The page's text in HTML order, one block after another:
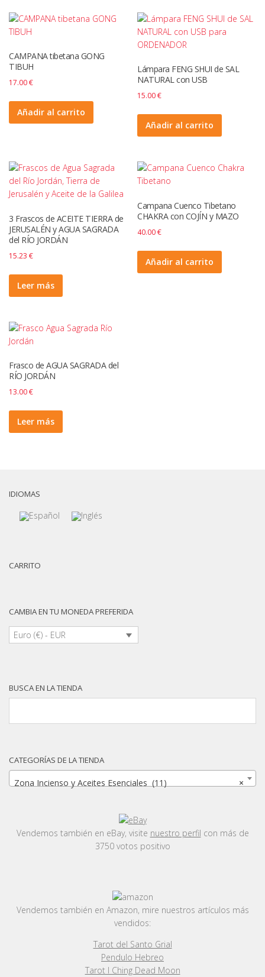
CAMPANA tibetana GONG
TIBUH
17.00€
Añadir al carrito
Lámpara FENG SHUI de SAL
NATURAL con USB
15.00€
Añadir al carrito
3 Frascos de ACEITE TIERRA de
JERUSALÉN y AGUA SAGRADA
del RÍO JORDÁN
15.23 €
Leer más
Campana Cuenco Tibetano
CHAKRA con COJÍN y MAZO
40.00€
Añadir al carrito
Frasco de AGUA SAGRADA del
RÍO JORDÁN
13.00€
Leer más
IDIOMAS
CARRITO
CAMBIA EN TU MONEDA PREFERIDA
Euro (€) - EUR
BUSCA EN LA TIENDA
CATEGORÍAS DE LA TIENDA
×
Zona Incienso y Aceites Esenciales (11)
Vendemos también en eBay, visite nuestro perfil con más de
3750 votos positivo
Vendemos también en Amazon, mire nuestros artículos más
vendidos:
Tarot del Santo Grial
Pendulo Hebreo
Tarot I Ching Dead Moon